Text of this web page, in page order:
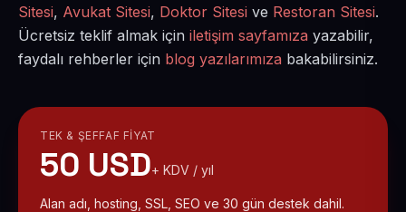
Sitesi, Avukat Sitesi, Doktor Sitesi ve Restoran Sitesi.
Ücretsiz teklif almak için iletişim sayfamıza yazabilir,
faydalı rehberler için blog yazılarımıza bakabilirsiniz.
TEK & ŞEFFAF FIYAT
50 USD+ KDV / yıl
Alan adı, hosting, SSL, SEO ve 30 gün destek dahil.